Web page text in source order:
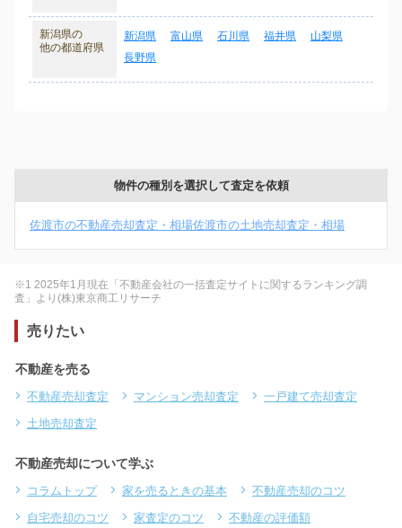
新潟県の
他の都道府県
新潟県 富山県 石川県 福井県
山梨県
長野県
物件の種別を選択して査定を依頼
佐渡市の不動産売却査定・相場佐渡市の土地売却査定・相場
※1 2025年1月現在「不動産会社の一括査定サイトに関するランキング調
査」より(株)東京商工リサーチ
売りたい
不動産を売る
不動産売却査定 マンション売却査定
一戸建て売却査定
土地売却査定
不動産売却について学ぶ
コラムトップ 家を売るときの基本
不動産売却のコツ
自宅売却のコツ
家査定のコツ
不動産の評価額